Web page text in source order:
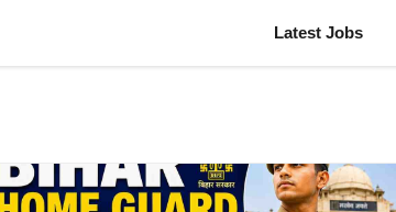
Latest Jobs